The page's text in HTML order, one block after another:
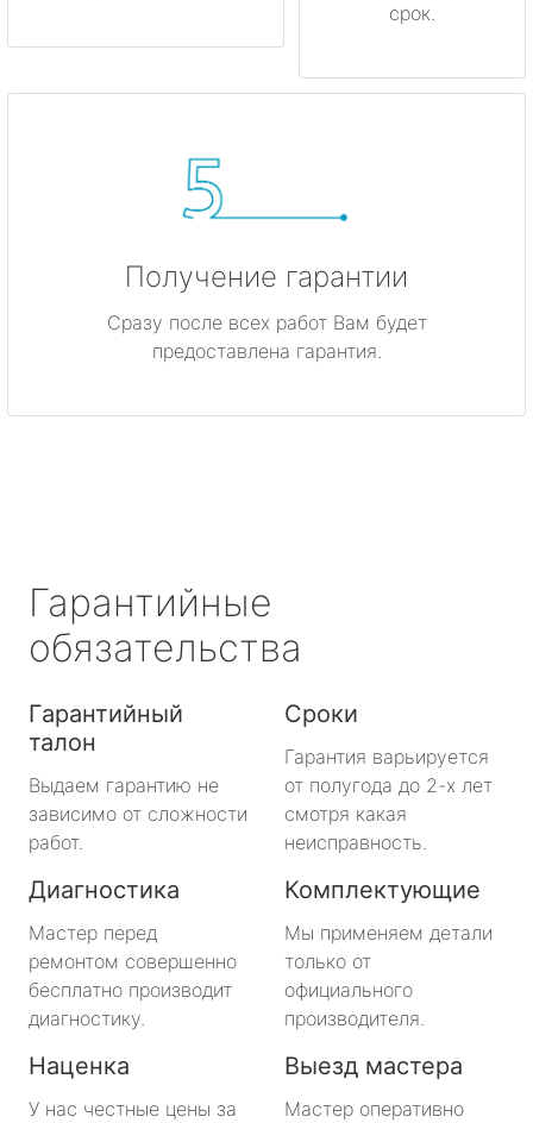
срок.
Получение гарантии
Сразу после всех работ Вам будет
предоставлена гарантия.
Гарантийные
обязательства
Гарантийный
талон
Выдаем гарантию не
зависимо от сложности
работ.
Сроки
Гарантия варьируется
от полугода до 2-х лет
смотря какая
неисправность.
Диагностика
Мастер перед
ремонтом совершенно
бесплатно производит
диагностику.
Комплектующие
Мы применяем детали
только от
официального
производителя.
Наценка
У нас честные цены за
Выезд мастера
Мастер оперативно